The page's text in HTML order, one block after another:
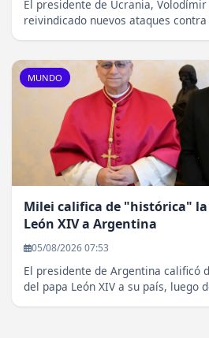
El presidente de Ucrania, Volodímir
reivindicado nuevos ataques
MUNDO
Milei califica de "histórica"
León XIV a Argentina
05/08/2026 07:53
El presidente de Argentina calificó
del papa León XIV a su país, luego